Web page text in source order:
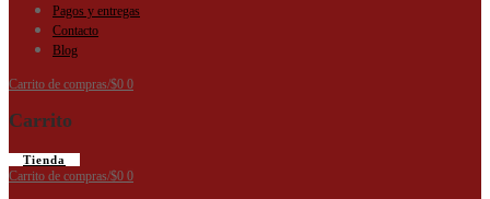
Pagos y entregas
Contacto
Blog
Carrito de compras/$0 0
Carrito
Tienda
Carrito de compras/$0 0